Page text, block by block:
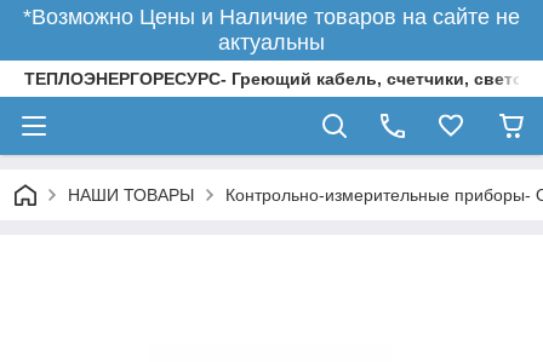
*Возможно Цены и Наличие товаров на сайте не
актуальны
ТЕПЛОЭНЕРГОРЕСУРС- Греющий кабель, счетчики,
НАШИ ТОВАРЫ Контрольно-измерительные приборы-